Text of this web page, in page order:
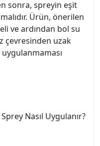
sonra, spreyin eşit
Ürün, önerilen
ve ardından bol su
çevresinden uzak
Nasıl Uygulanır?